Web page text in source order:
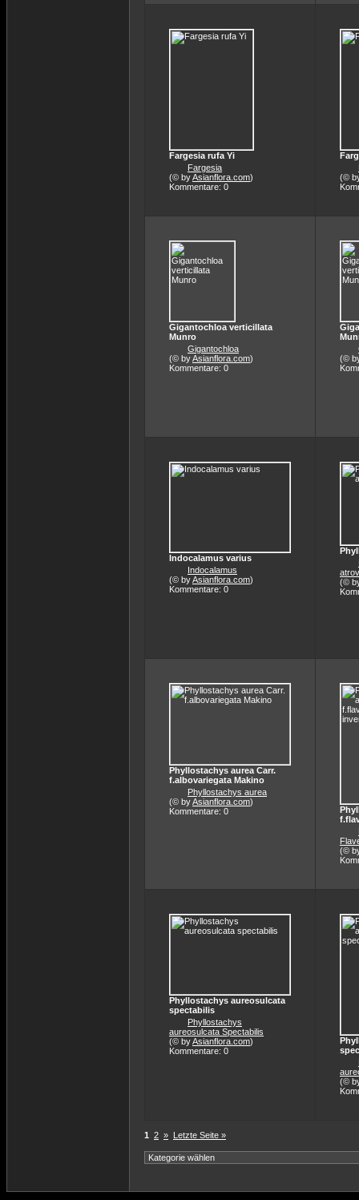
Fargesia rufa Yi
Fargesia
(© byAsianflora.com)
Kommentare: 0
(©
Gigantochloa verticillata
Munro
Gigantochloa
(© byAsianflora.com)
Kommentare: 0
(©
Indocalamus varius
Indocalamus
(© byAsianflora.com)
Kommentare: 0
(©
Phyllostachys aurea Carr.
f.albovariegata Makino
Phyllostachys aurea
(© byAsianflora.com)
Kommentare: 0
(©
Phyllostachys aureosulcata
spectabilis
Phyllostachys
aureosulcata Spectabilis
(© byAsianflora.com)
Kommentare: 0
(©
1 2 » Letzte Seite »